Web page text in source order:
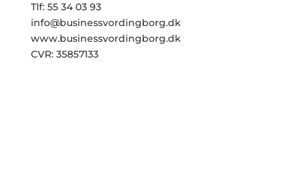
Tlf: 55 34 03 93
info@businessvordingborg.dk
www.businessvordingborg.dk
CVR: 35857133